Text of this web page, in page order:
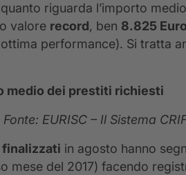
riguarda l’importo
valore record, ben 8.825 Euro
performance). Si tratta
medio dei prestiti richiesti
Fonte: EURISC – Il Sistema
in agosto hanno
mese del 2017) facendo